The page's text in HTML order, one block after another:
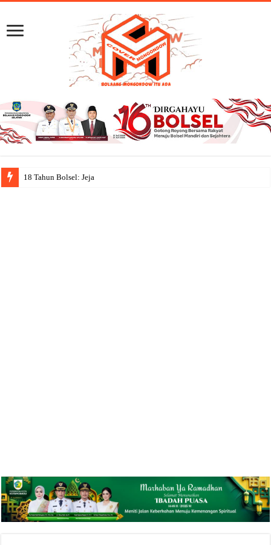
18 Tahun Bolsel: Jejak Capaian, Sema